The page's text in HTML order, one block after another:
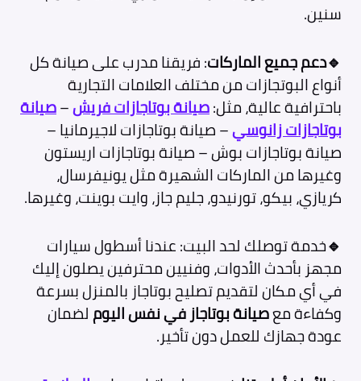
سنين.
🔹دعم جميع الماركات: فريقنا مدرب على صيانة كل
أنواع البوتجازات من مختلف العلامات التجارية
باحترافية عالية، مثل:صيانة بوتاجازات فريش–صيانة
بوتاجازات زانوسي– صيانة بوتاجازات لاجيرمانيا –
صيانة بوتاجازات بوش – صيانة بوتاجازات اريستون
وغيرها من الماركات الشهيرة مثل يونيفرسال،
كريازي، بيكو، تورنيدو، جليم جاز، وايت بوينت، وغيرها.
🔹خدمة توصلك لحد البيت: عندنا أسطول سيارات
مجهز بأحدث الأدوات، وفنيين محترفين يصلون إليك
في أي مكان لتقديم تصليح بوتاجاز بالمنزل بسرعة
وكفاءة معصيانة بوتاجاز في نفس اليوملضمان
عودة جهازك للعمل دون تأخير.